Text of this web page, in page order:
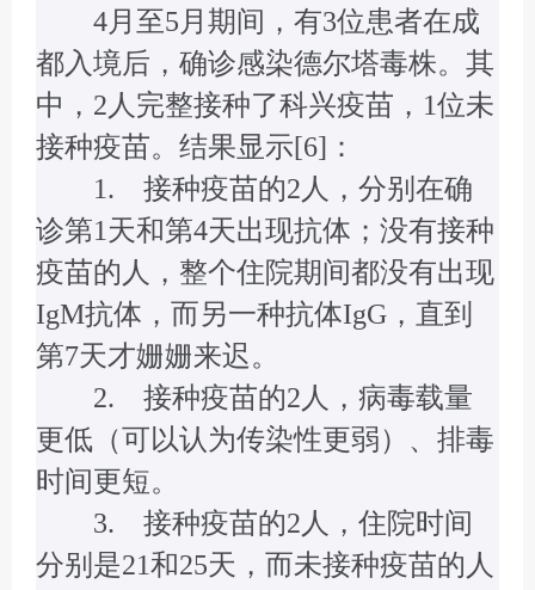
4月至5月期间，有3位患者在成
都入境后，确诊感染德尔塔毒株。其
中，2人完整接种了科兴疫苗，1位未
接种疫苗。结果显示[6]：
1. 接种疫苗的2人，分别在确
诊第1天和第4天出现抗体；没有接种
疫苗的人，整个住院期间都没有出现
IgM抗体，而另一种抗体IgG，直到
第7天才姗姗来迟。
2. 接种疫苗的2人，病毒载量
更低（可以认为传染性更弱）、排毒
时间更短。
3. 接种疫苗的2人，住院时间
分别是21和25天，而未接种疫苗的人